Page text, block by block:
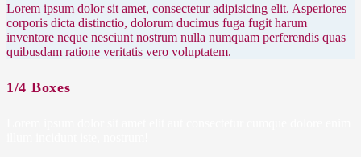
Lorem ipsum dolor sit amet, consectetur adipisicing elit. Asperiores
corporis dicta distinctio, dolorum ducimus fuga fugit harum
inventore neque nesciunt nostrum nulla numquam perferendis quas
quibusdam ratione veritatis vero voluptatem.
1/4 Boxes